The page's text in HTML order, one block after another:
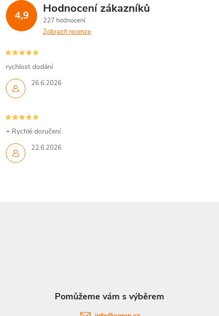
d
a
c
í
p
r
v
k
y
ý
4,9 Hodnocení zákazníků
227 hodnocení
Zobrazit recenze
26.6.2026
rychlost dodání
22.6.2026
+ Rychlé doručení.